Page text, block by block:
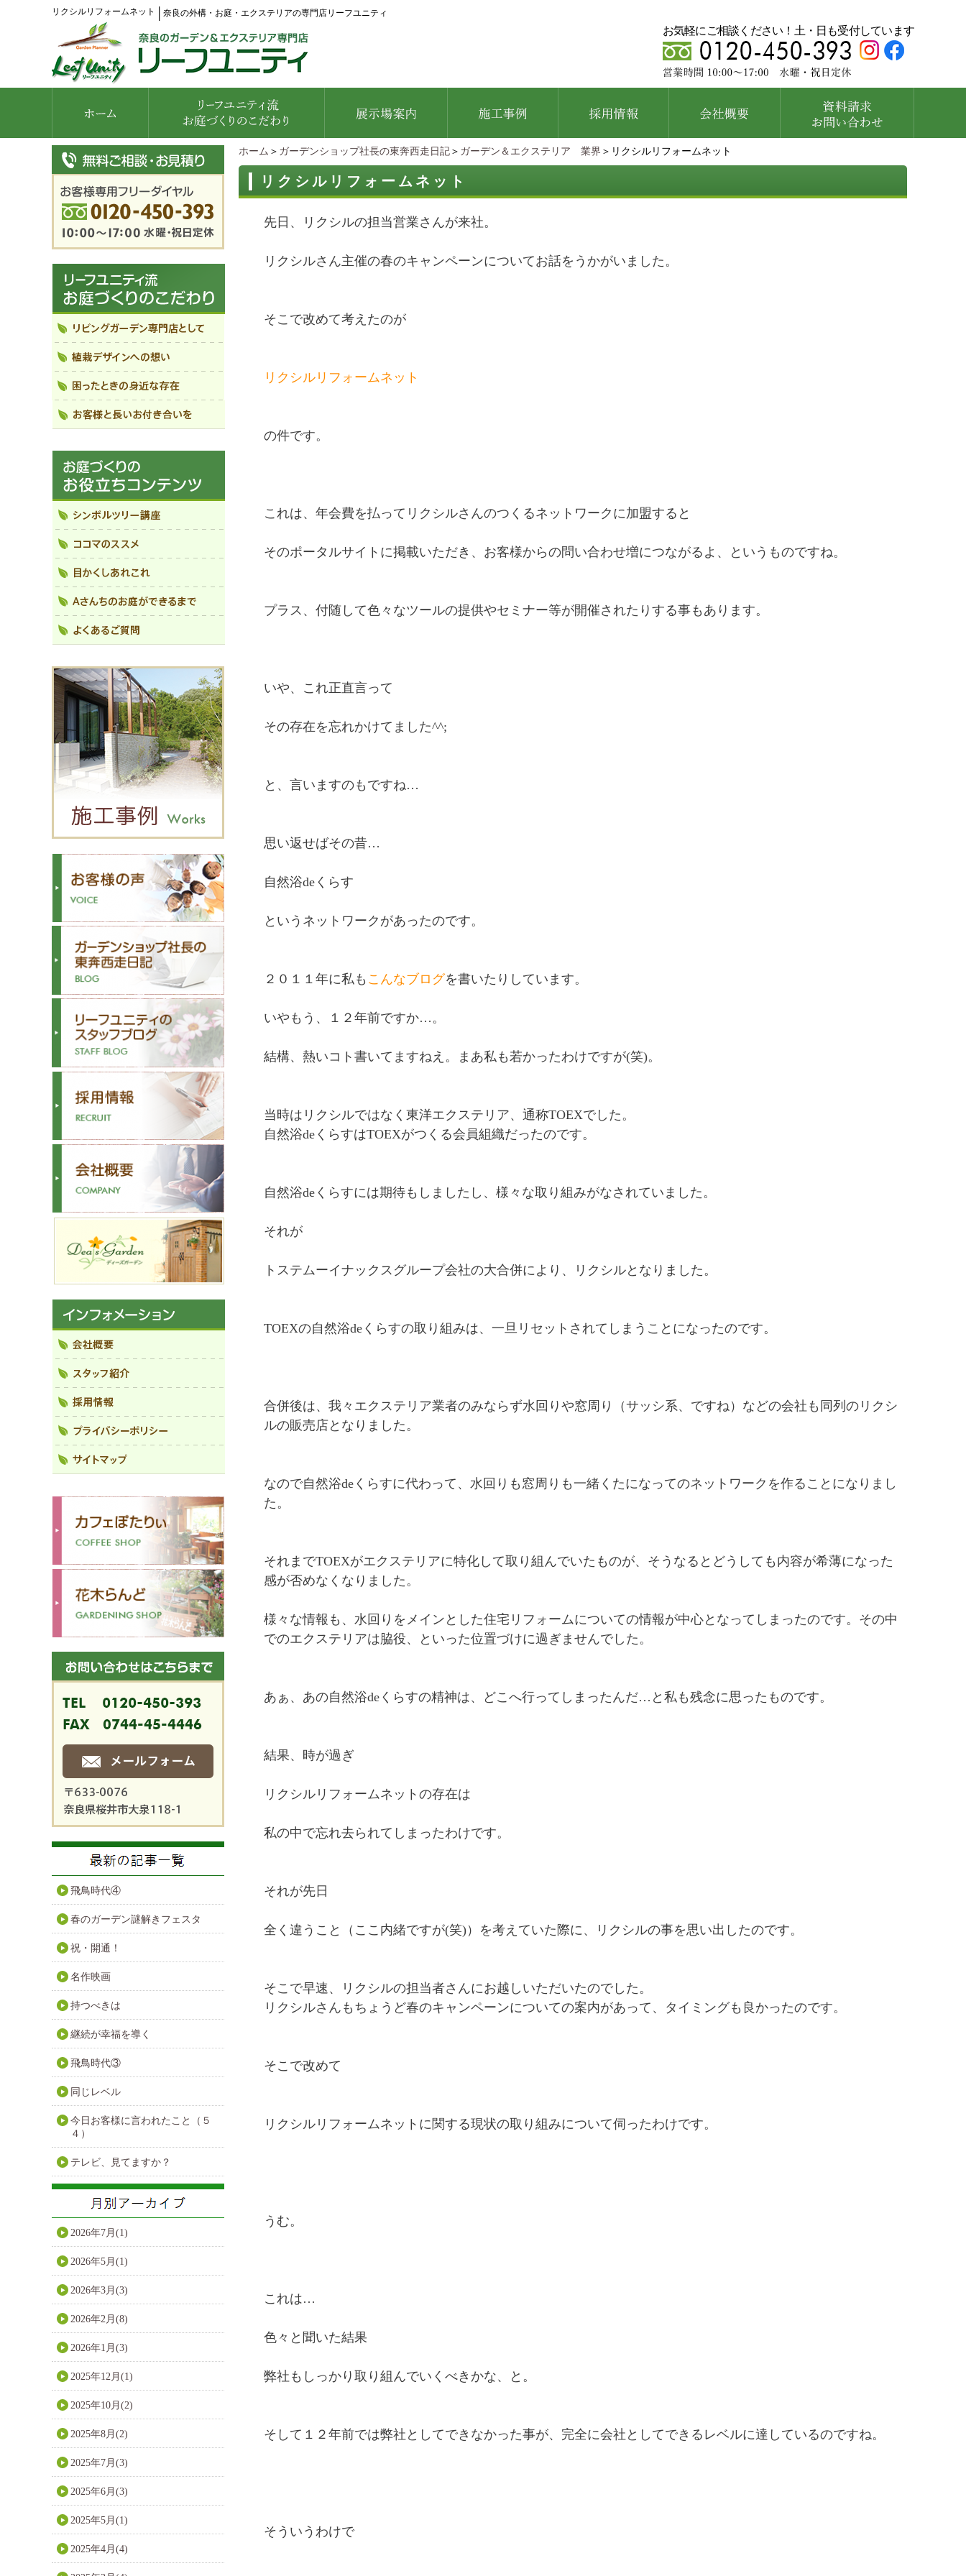
リクシルリフォームネット 奈良の外構・お庭・エクステリアの専門店リーフユニティ
お気軽にご相談ください！土・日も受付しています
ホーム ＞ ガーデンショップ社長の東奔西走日記 ＞ ガーデン＆エクステリア 業界 ＞リクシルリフォームネット
リクシルリフォームネット
先日、リクシルの担当営業さんが来社。
リクシルさん主催の春のキャンペーンについてお話をうかがいました。
そこで改めて考えたのが
リクシルリフォームネット
の件です。
これは、年会費を払ってリクシルさんのつくるネットワークに加盟すると
そのポータルサイトに掲載いただき、お客様からの問い合わせ増につながるよ、というものですね。
プラス、付随して色々なツールの提供やセミナー等が開催されたりする事もあります。
いや、これ正直言って
その存在を忘れかけてました^^;
と、言いますのもですね…
思い返せばその昔…
自然浴deくらす
というネットワークがあったのです。
２０１１年に私も こんなブログを書いたりしています。
いやもう、１２年前ですか…。
結構、熱いコト書いてますねえ。まあ私も若かったわけですが(笑)。
当時はリクシルではなく東洋エクステリア、通称TOEXでした。
自然浴deくらすはTOEXがつくる会員組織だったのです。
自然浴deくらすには期待もしましたし、様々な取り組みがなされていました。
それが
トステムーイナックスグループ会社の大合併により、リクシルとなりました。
TOEXの自然浴deくらすの取り組みは、一旦リセットされてしまうことになったのです。
合併後は、我々エクステリア業者のみならず水回りや窓周り（サッシ系、ですね）などの会社も同列のリクシ
ルの販売店となりました。
なので自然浴deくらすに代わって、水回りも窓周りも一緒くたになってのネットワークを作ることになりまし
た。
それまでTOEXがエクステリアに特化して取り組んでいたものが、そうなるとどうしても内容が希薄になった
感が否めなくなりました。
様々な情報も、水回りをメインとした住宅リフォームについての情報が中心となってしまったのです。その中
でのエクステリアは脇役、といった位置づけに過ぎませんでした。
あぁ、あの自然浴deくらすの精神は、どこへ行ってしまったんだ…と私も残念に思ったものです。
結果、時が過ぎ
リクシルリフォームネットの存在は
私の中で忘れ去られてしまったわけです。
それが先日
全く違うこと（ここ内緒ですが(笑)）を考えていた際に、リクシルの事を思い出したのです。
そこで早速、リクシルの担当者さんにお越しいただいたのでした。
リクシルさんもちょうど春のキャンペーンについての案内があって、タイミングも良かったのです。
そこで改めて
リクシルリフォームネットに関する現状の取り組みについて伺ったわけです。
うむ。
これは…
色々と聞いた結果
弊社もしっかり取り組んでいくべきかな、と。
そして１２年前では弊社としてできなかった事が、完全に会社としてできるレベルに達しているのですね。
そういうわけで
飛鳥時代④
春のガーデン謎解きフェスタ
祝・開通！
名作映画
持つべきは
継続が幸福を導く
飛鳥時代③
同じレベル
今日お客様に言われたこと（５
４）
テレビ、見てますか？
2026年7月(1)
2026年5月(1)
2026年3月(3)
2026年2月(8)
2026年1月(3)
2025年12月(1)
2025年10月(2)
2025年8月(2)
2025年7月(3)
2025年6月(3)
2025年5月(1)
2025年4月(4)